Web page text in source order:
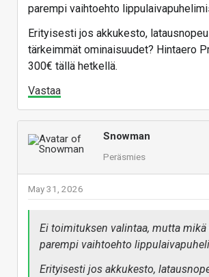
parempi vaihtoehto
Erityisesti jos akkukesto,
tärkeimmät ominaisuudet? Hintaero
300€ tällä hetkellä.
Vastaa
Snowman
Peräsmies
May 31, 2026
Ei toimituksen valintaa, mutta
parempi vaihtoehto
Erityisesti jos akkukesto,